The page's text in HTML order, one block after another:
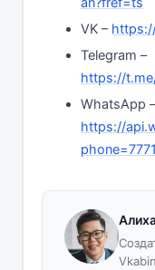
VK –
Telegram –
https://
WhatsApp
https://